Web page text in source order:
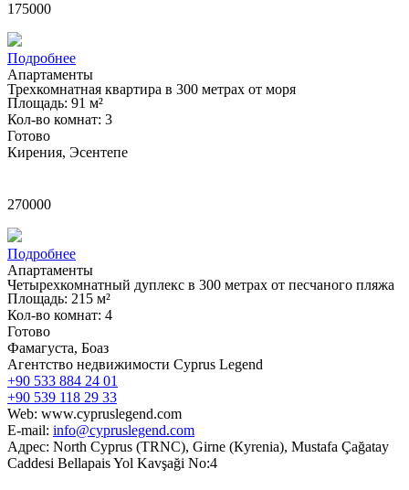
175000
Подробнее
Апартаменты
Трехкомнатная квартира в 300 метрах от моря
Площадь: 91 м²
Кол-во комнат: 3
Готово
Кирения, Эсентепе
270000
Подробнее
Апартаменты
Четырехкомнатный дуплекс в 300 метрах от песчаного пляжа
Площадь: 215 м²
Кол-во комнат: 4
Готово
Фамагуста, Боаз
Агентство недвижимости Cyprus Legend
+90 533 884 24 01
+90 539 118 29 33
Web: www.cypruslegend.com
E-mail: info@cypruslegend.com
Адрес: North Cyprus (ТRNC), Girne (Кyrenia), Mustafa Çağatay
Caddesi Bellapais Yol Kavşaği No:4